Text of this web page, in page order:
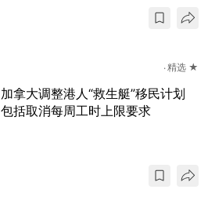
精选 ★
加拿大调整港人“救生艇”移民计划
包括取消每周工时上限要求